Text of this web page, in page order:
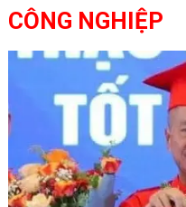
CÔNG NGHIỆP